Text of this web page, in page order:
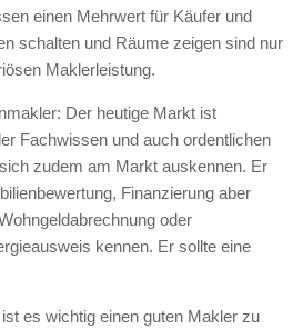
einen Mehrwert für Käufer und
schalten und Räume zeigen sind nur
Maklerleistung.
Der heutige Markt ist
Fachwissen und auch ordentlichen
zudem am Markt auskennen. Er
Finanzierung aber
oder
kennen. Er sollte eine
es wichtig einen guten Makler zu